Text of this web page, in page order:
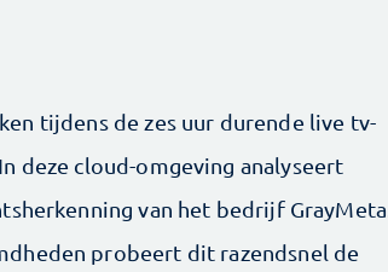
tijdens de zes uur durende live tv-
deze cloud-omgeving analyseert
van het bedrijf GrayMeta.
probeert dit razendsnel de